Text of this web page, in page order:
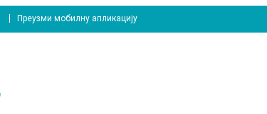
Преузми мобилну апликацију